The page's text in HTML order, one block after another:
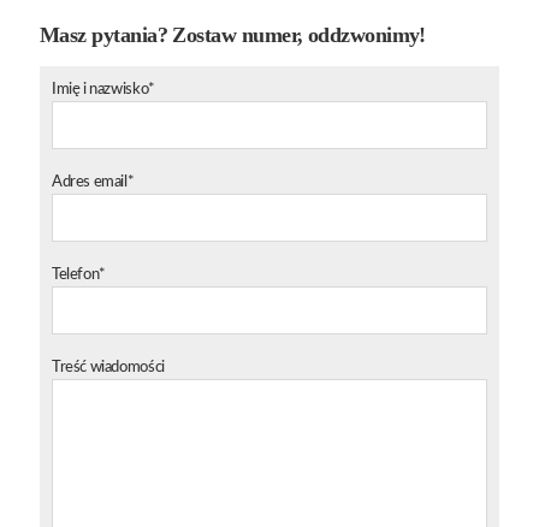
Masz pytania? Zostaw numer, oddzwonimy!
Imię i nazwisko*
Adres email*
Telefon*
Treść wiadomości